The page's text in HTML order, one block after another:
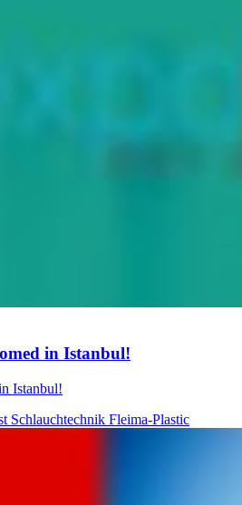
in Istanbul!
Istanbul!
Schlauchtechnik Fleima-Plastic